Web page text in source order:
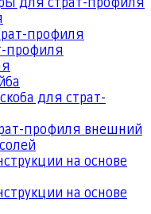
для страт-профиля
профиля
профиля
для страт-
профиля внешний
на основе
на основе